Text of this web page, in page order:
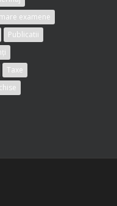
examene
Publicatii
Taxe